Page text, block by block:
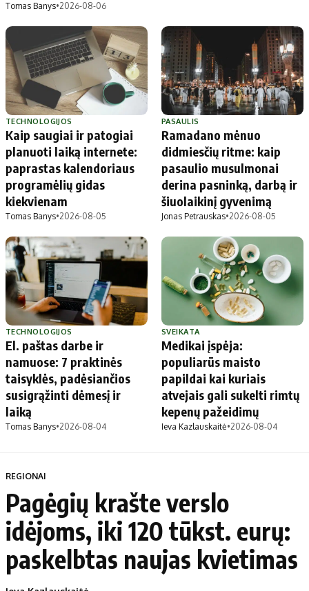
Tomas Banys•2026-08-06
TECHNOLOGIJOS
Kaip saugiai ir patogiai
planuoti laiką internete:
paprastas kalendoriaus
programėlių gidas
kiekvienam
Tomas Banys•2026-08-05
PASAULIS
Ramadano mėnuo
didmiesčių ritme: kaip
pasaulio musulmonai
derina pasninką, darbą ir
šiuolaikinį gyvenimą
Jonas Petrauskas•2026-08-05
TECHNOLOGIJOS
El. paštas darbe ir
namuose: 7 praktinės
taisyklės, padėsiančios
susigrąžinti dėmesį ir
laiką
Tomas Banys•2026-08-04
SVEIKATA
Medikai įspėja:
populiarūs maisto
papildai kai kuriais
atvejais gali sukelti rimtų
kepenų pažeidimų
Ieva Kazlauskaitė•2026-08-04
REGIONAI
Pagėgių krašte verslo
idėjoms, iki 120 tūkst. eurų:
paskelbtas naujas kvietimas